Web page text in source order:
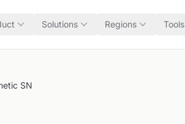
Solutions Regions Tools
SN